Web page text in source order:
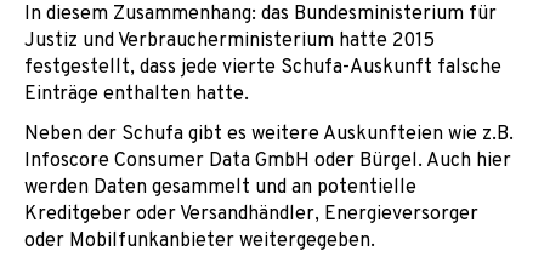
In diesem Zusammenhang: das Bundesministerium für
Justiz und Verbraucherministerium hatte 2015
festgestellt, dass jede vierte Schufa-Auskunft falsche
Einträge enthalten hatte.
Neben der Schufa gibt es weitere Auskunfteien wie z.B.
Infoscore Consumer Data GmbH oder Bürgel. Auch hier
werden Daten gesammelt und an potentielle
Kreditgeber oder Versandhändler, Energieversorger
oder Mobilfunkanbieter weitergegeben.